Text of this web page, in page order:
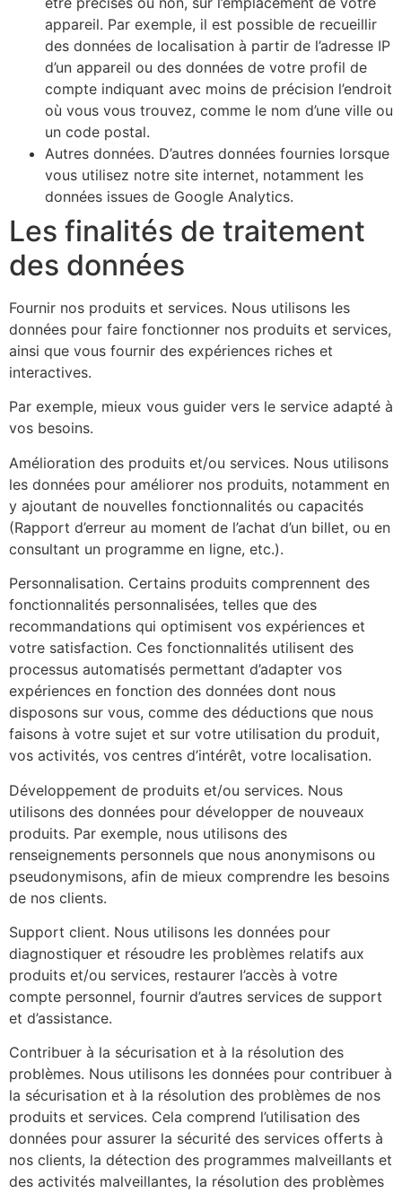
appareil. Par exemple, il est possible de recueillir
des données de localisation à partir de l’adresse IP
d’un appareil ou des données de votre profil de
compte indiquant avec moins de précision l’endroit
où vous vous trouvez, comme le nom d’une ville ou
un code postal.
Autres données. D’autres données fournies lorsque
vous utilisez notre site internet, notamment les
données issues de Google Analytics.
Les finalités de traitement
des données
Fournir nos produits et services. Nous utilisons les
données pour faire fonctionner nos produits et services,
ainsi que vous fournir des expériences riches et
interactives.
Par exemple, mieux vous guider vers le service adapté à
vos besoins.
Amélioration des produits et/ou services. Nous utilisons
les données pour améliorer nos produits, notamment en
y ajoutant de nouvelles fonctionnalités ou capacités
(Rapport d’erreur au moment de l’achat d’un billet, ou en
consultant un programme en ligne, etc.).
Personnalisation. Certains produits comprennent des
fonctionnalités personnalisées, telles que des
recommandations qui optimisent vos expériences et
votre satisfaction. Ces fonctionnalités utilisent des
processus automatisés permettant d’adapter vos
expériences en fonction des données dont nous
disposons sur vous, comme des déductions que nous
faisons à votre sujet et sur votre utilisation du produit,
vos activités, vos centres d’intérêt, votre localisation.
Développement de produits et/ou services. Nous
utilisons des données pour développer de nouveaux
produits. Par exemple, nous utilisons des
renseignements personnels que nous anonymisons ou
pseudonymisons, afin de mieux comprendre les besoins
de nos clients.
Support client. Nous utilisons les données pour
diagnostiquer et résoudre les problèmes relatifs aux
produits et/ou services, restaurer l’accès à votre
compte personnel, fournir d’autres services de support
et d’assistance.
Contribuer à la sécurisation et à la résolution des
problèmes. Nous utilisons les données pour contribuer à
la sécurisation et à la résolution des problèmes de nos
produits et services. Cela comprend l’utilisation des
données pour assurer la sécurité des services offerts à
nos clients, la détection des programmes malveillants et
des activités malveillantes, la résolution des problèmes